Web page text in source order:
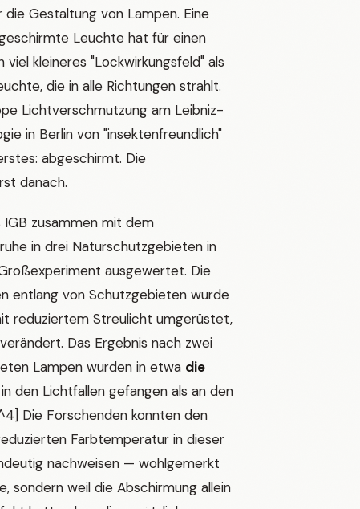
die Gestaltung von Lampen. Eine
Leuchte hat für einen
kleineres "Lockwirkungsfeld" als
die in alle Richtungen strahlt.
Lichtverschmutzung am Leibniz-
in Berlin von "insektenfreundlich"
abgeschirmt. Die
danach.
zusammen mit dem
in drei Naturschutzgebieten in
ausgewertet. Die
entlang von Schutzgebieten wurde
reduziertem Streulicht umgerüstet,
Das Ergebnis nach zwei
Lampen wurden in etwa die
in den Lichtfallen gefangen als an den
Die Forschenden konnten den
Farbtemperatur in dieser
nachweisen — wohlgemerkt
sondern weil die Abschirmung allein